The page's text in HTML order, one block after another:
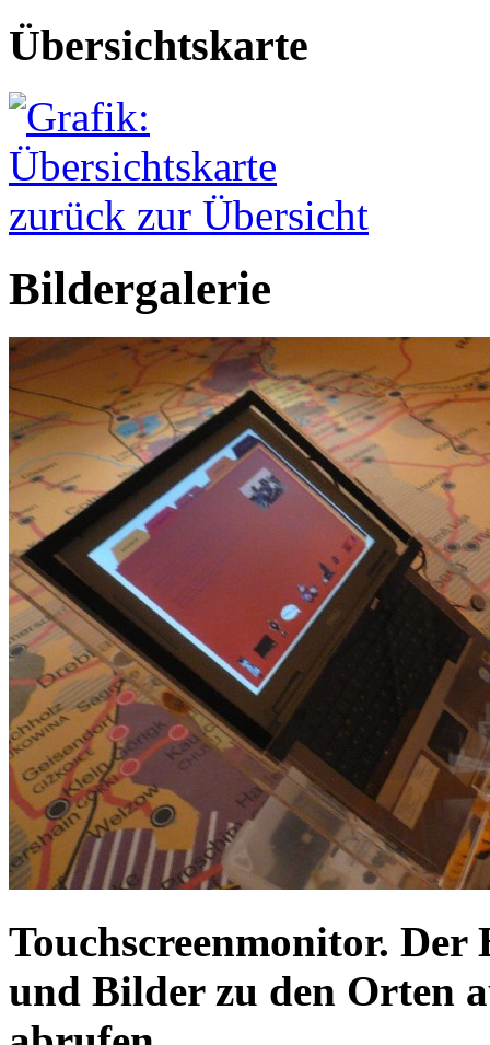
Übersichtskarte
zurück zur Übersicht
Bildergalerie
Touchscreenmonitor.
und Bilder zu den Orten